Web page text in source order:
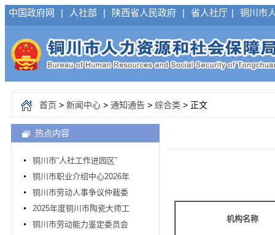
中国政府网 | 人社部 | 陕西省人民政府 | 省人社厅 | 铜川市
首页 > 新闻中心 > 通知通告 > 综合类 > 正文
热点内容
铜川市“人社工作进园区”
铜川市职业介绍中心2026年
铜川市劳动人事争议仲裁委
2025年度铜川市陶瓷大师工
铜川市劳动能力鉴定委员会
机构名称